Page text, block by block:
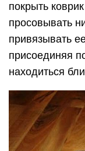
покрыть
просовывать
привязывать
присоединяя
находиться